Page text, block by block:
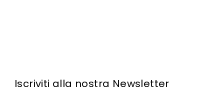
Iscriviti alla nostra Newsletter